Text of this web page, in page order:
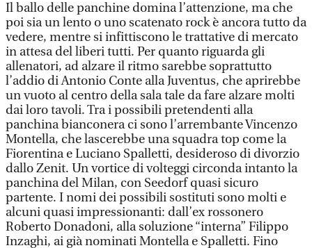
Il ballo delle panchine domina l’attenzione, ma che
poi sia un lento o uno scatenato rock è ancora tutto da
vedere, mentre si infittiscono le trattative di mercato
in attesa del liberi tutti. Per quanto riguarda gli
allenatori, ad alzare il ritmo sarebbe soprattutto
l’addio di Antonio Conte alla Juventus, che aprirebbe
un vuoto al centro della sala tale da fare alzare molti
dai loro tavoli. Tra i possibili pretendenti alla
panchina bianconera ci sono l’arrembante Vincenzo
Montella, che lascerebbe una squadra top come la
Fiorentina e Luciano Spalletti, desideroso di divorzio
dallo Zenit. Un vortice di volteggi circonda intanto la
panchina del Milan, con Seedorf quasi sicuro
partente. I nomi dei possibili sostituti sono molti e
alcuni quasi impressionanti: dall’ex rossonero
Roberto Donadoni, alla soluzione “interna” Filippo
Inzaghi, ai già nominati Montella e Spalletti. Fino